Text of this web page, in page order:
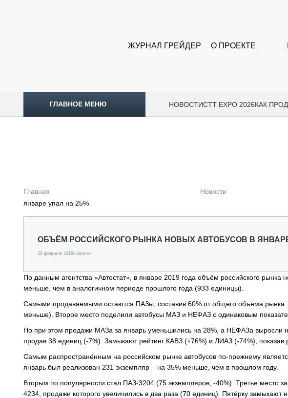
ЖУРНАЛ ГРЕЙДЕР О ПРОЕКТЕ
ГЛАВНОЕ МЕНЮ НОВОСТИCTT EXPO 2026КАК
ОБЗОР РЫНКА
ГРУЗОПЕРЕВОЗКИ
ИСПЫТАТЕЛИ
ТЕХНОЛОГИИ
ДОРОЖНАЯ ИНДУСТРИЯ
СЕРВИСМЕНЫ
Главная Новости
январе упал на 25%
ОБЪЁМ РОССИЙСКОГО РЫНКА НОВЫХ АВТОБУСОВ В ЯНВАРЕ
20 февраля 2019Новости
По данным агентства «Автостат», в январе 2019 года объём российского рынка
меньше, чем в аналогичном периоде прошлого года (933 единицы).
Самыми продаваемыми остаются ПАЗы, составив 60% от общего объёма
меньше). Второе место поделили автобусы МАЗ и НЕФАЗ с одинаковым
Но при этом продажи МАЗа за январь уменьшились на 28%, а НЕФАЗа выросли
продав 38 единиц (-7%). Замыкают рейтинг КАВЗ (+76%) и ЛИАЗ (-74%), показав
Самым распространённым на российском рынке автобусов по-прежнему
январь был реализован 231 экземпляр – на 35% меньше, чем в прошлом году.
Вторым по популярности стал ПАЗ-3204 (75 экземпляров, -40%). Третье место
4234, продажи которого увеличились в два раза (70 единиц). Пятёрку